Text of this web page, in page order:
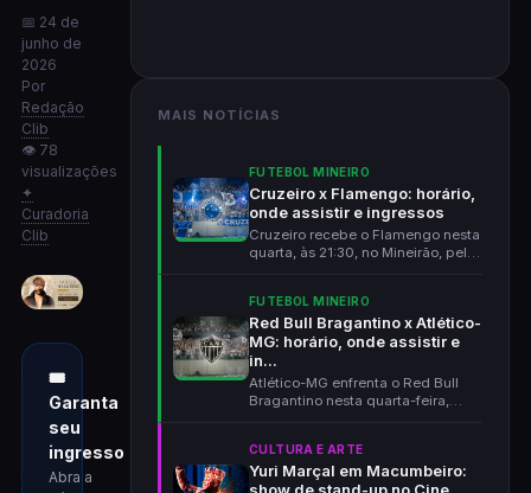
📅 24 de
junho de
2026
Por
Redação
Clib
👁 78
visualizações
✦
Curadoria
Clib
🎟
Garanta
seu
ingresso
Abra a
MAIS NOTÍCIAS
FUTEBOL MINEIRO
Cruzeiro x Flamengo: horário,
onde assistir e ingressos
Cruzeiro recebe o Flamengo nesta
quarta, às 21:30, no Mineirão, pela
FUTEBOL MINEIRO
Red Bull Bragantino x Atlético-
MG: horário, onde assistir e
in...
Atlético-MG enfrenta o Red Bull
Bragantino nesta quarta-feira,
CULTURA E ARTE
Yuri Marçal em Macumbeiro: